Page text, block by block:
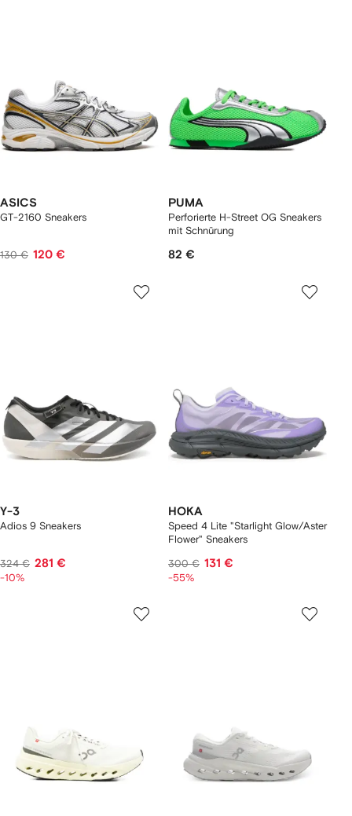
ASICS
GT-2160 Sneakers
130 € 120 €
PUMA
Perforierte H-Street OG Sneakers
mit Schnürung
82 €
Y-3
Adios 9 Sneakers
324 € 281 €
-10%
HOKA
Speed 4 Lite "Starlight Glow/Aster
Flower" Sneakers
300 € 131 €
-55%